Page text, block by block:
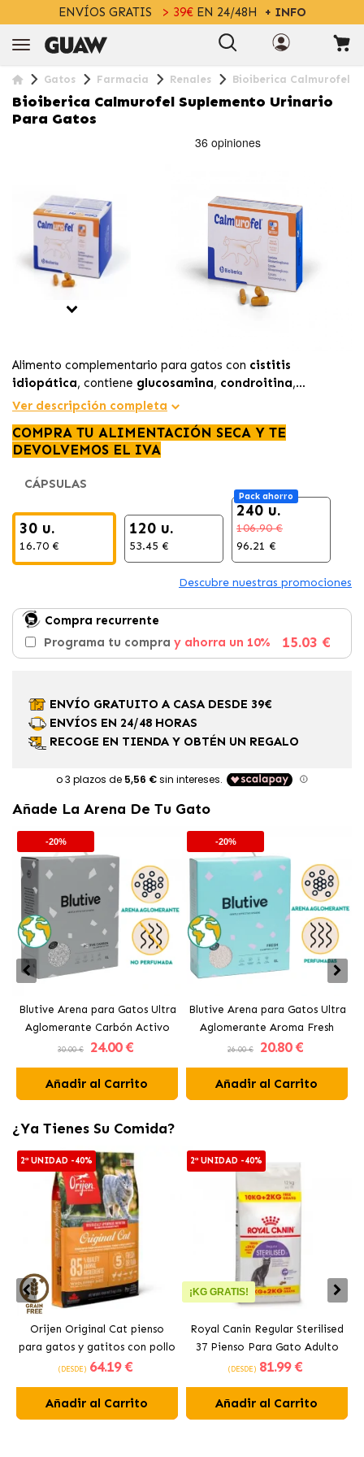
ENVÍOS GRATIS > 39€EN 24/48H + INFO
Gatos Farmacia Renales Bioiberica Calmurofel
Bioiberica Calmurofel Suplemento Urinario
Para Gatos
Alimento complementario para gatos con cistitis
idiopática, contiene glucosamina, condroitina,
L‑triptófanoyácido hialurónico
regular el peso corporal.
Ver descripción completa
COMPRA TU ALIMENTACIÓN SECA Y TE
DEVOLVEMOS EL IVA
CÁPSULAS
30 u.
16.70 €
120 u.
53.45 €
Pack ahorro
240 u.
106.90 €
96.21 €
Descubre nuestras promociones
Compra recurrente
Programa tu compra y ahorra un 10% 15.03 €
ENVÍO GRATUITO A CASA DESDE 39€
ENVÍOS EN 24/48 HORAS
RECOGE EN TIENDA Y OBTÉN UN REGALO
Añade La Arena De Tu Gato
-20%
Blutive Arena para Gatos Ultra
Aglomerante Carbón Activo
30.00 € 24.00 €
Añadir al Carrito
-20%
Blutive Arena para Gatos Ultra
Aglomerante Aroma Fresh
26.00 € 20.80 €
Añadir al Carrito
¿Ya Tienes Su Comida?
2ª UNIDAD -40%
Orijen Original Cat pienso
para gatos y gatitos con pollo
(DESDE) 64.19 €
Añadir al Carrito
2ª UNIDAD -40%
¡KG GRATIS!
Royal Canin Regular Sterilised
37 Pienso Para Gato Adulto
Esterilizado
(DESDE) 81.99 €
Añadir al Carrito